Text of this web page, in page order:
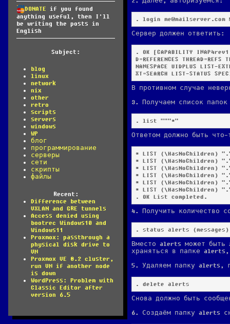
DONATE if you found
anything useful, then I'll
be writing the posts in
English
Subject:
blog
linux
network
nix
other
retro
scripts
servers
windows
WP
блог
программирование
серверы
сети
скрипты
файлы
Recent:
Difference between
VXLAN and GRE tunnels
Access denied using
bootrec Windows10 and
Windows11
Proxmox: passthrough a
physical disk drive to
VM
Proxmox VE 8.2 cluster,
run VM if another node
is down
WordPress: Problem with
Classic Editor after
version 6.5
. login me@mailserver.com
Сервер должен ответить:
. OK [CAPABILITY IMAP4rev1
D=REFERENCES THREAD=REFS
NAMESPACE UIDPLUS LIST-
XT=SEARCH LIST-STATUS
В противном случае
3. Получаем список
. list """*"
Ответом должно быть
* LIST (\HasNoChildren)
* LIST (\HasNoChildren)
* LIST (\HasNoChildren)
* LIST (\HasNoChildren)
* LIST (\HasNoChildren)
* LIST (\HasNoChildren) "."
. OK List completed.
4. Получить количество
. status alerts (messages)
Вместо alerts может быть
храняться в папке
5. Удаляем папку alerts,
. delete alerts
Снова должно быть
6. Создаём папку alerts